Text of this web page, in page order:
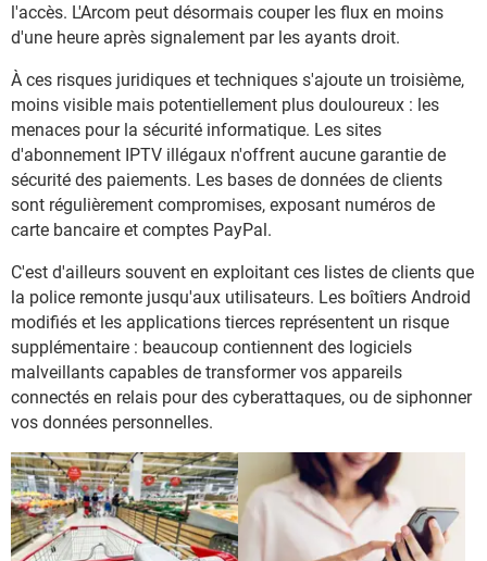
l'accès. L'Arcom peut désormais couper les flux en moins
d'une heure après signalement par les ayants droit.
À ces risques juridiques et techniques s'ajoute un troisième,
moins visible mais potentiellement plus douloureux : les
menaces pour la sécurité informatique. Les sites
d'abonnement IPTV illégaux n'offrent aucune garantie de
sécurité des paiements. Les bases de données de clients
sont régulièrement compromises, exposant numéros de
carte bancaire et comptes PayPal.
C'est d'ailleurs souvent en exploitant ces listes de clients que
la police remonte jusqu'aux utilisateurs. Les boîtiers Android
modifiés et les applications tierces représentent un risque
supplémentaire : beaucoup contiennent des logiciels
malveillants capables de transformer vos appareils
connectés en relais pour des cyberattaques, ou de siphonner
vos données personnelles.